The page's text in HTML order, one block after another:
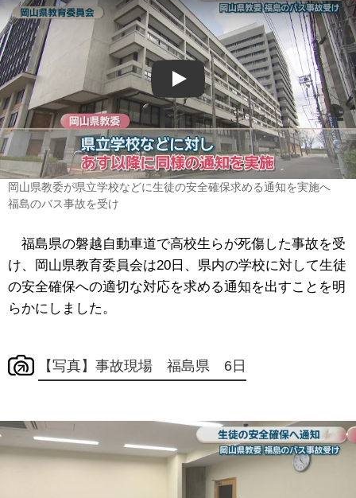
Play
岡山県教委が県立学校などに生徒の安全確保求める通知を実施へ
福島のバス事故を受け
福島県の磐越自動車道で高校生らが死傷した事故を受
け、岡山県教育委員会は20日、県内の学校に対して生徒
の安全確保への適切な対応を求める通知を出すことを明
らかにしました。
【写真】事故現場 福島県 6日